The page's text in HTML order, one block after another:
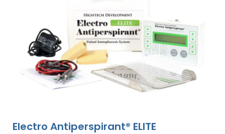
Electro Antiperspirant® ELITE